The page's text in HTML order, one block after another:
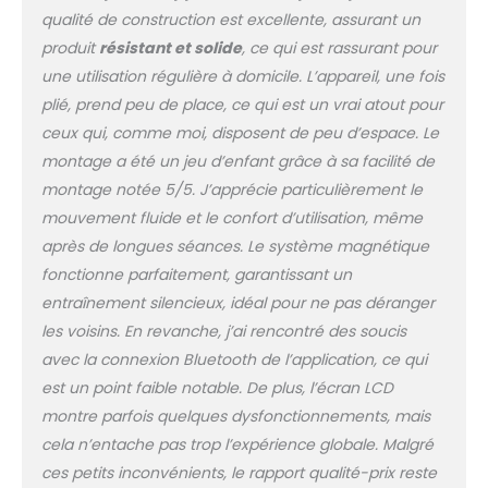
et taille. Les sangles de
pieds réglables en
velcro offrent un
meilleur soutien, tout
comme le siège
rembourré en mousse.
FITNESS DE NIVEAU
SUPÉRIEUR AVEC
AFFICHAGE EN TEMPS
RÉEL : Ce rameur est
équipé d'un mini-
ordinateur avec écran
LCD, où vous pouvez
voir vos battements
par minute, les calories
brûlées et vos
performances globales
pendant votre séance
d'exercice. RAMEZ PUIS
RANGEZ FACILEMENT : Ce
rameur d'appartement
qualité de construction est excellente, assurant un
produitrésistant et solide, ce qui est rassurant pour
une utilisation régulière à domicile. L’appareil, une fois
plié, prend peu de place, ce qui est un vrai atout pour
ceux qui, comme moi, disposent de peu d’espace. Le
montage a été un jeu d’enfant grâce à sa facilité de
montage notée 5/5. J’apprécie particulièrement le
mouvement fluide et le confort d’utilisation, même
après de longues séances. Le système magnétique
fonctionne parfaitement, garantissant un
entraînement silencieux, idéal pour ne pas déranger
les voisins. En revanche, j’ai rencontré des soucis
avec la connexion Bluetooth de l’application, ce qui
est un point faible notable. De plus, l’écran LCD
montre parfois quelques dysfonctionnements, mais
cela n’entache pas trop l’expérience globale. Malgré
ces petits inconvénients, le rapport qualité-prix reste